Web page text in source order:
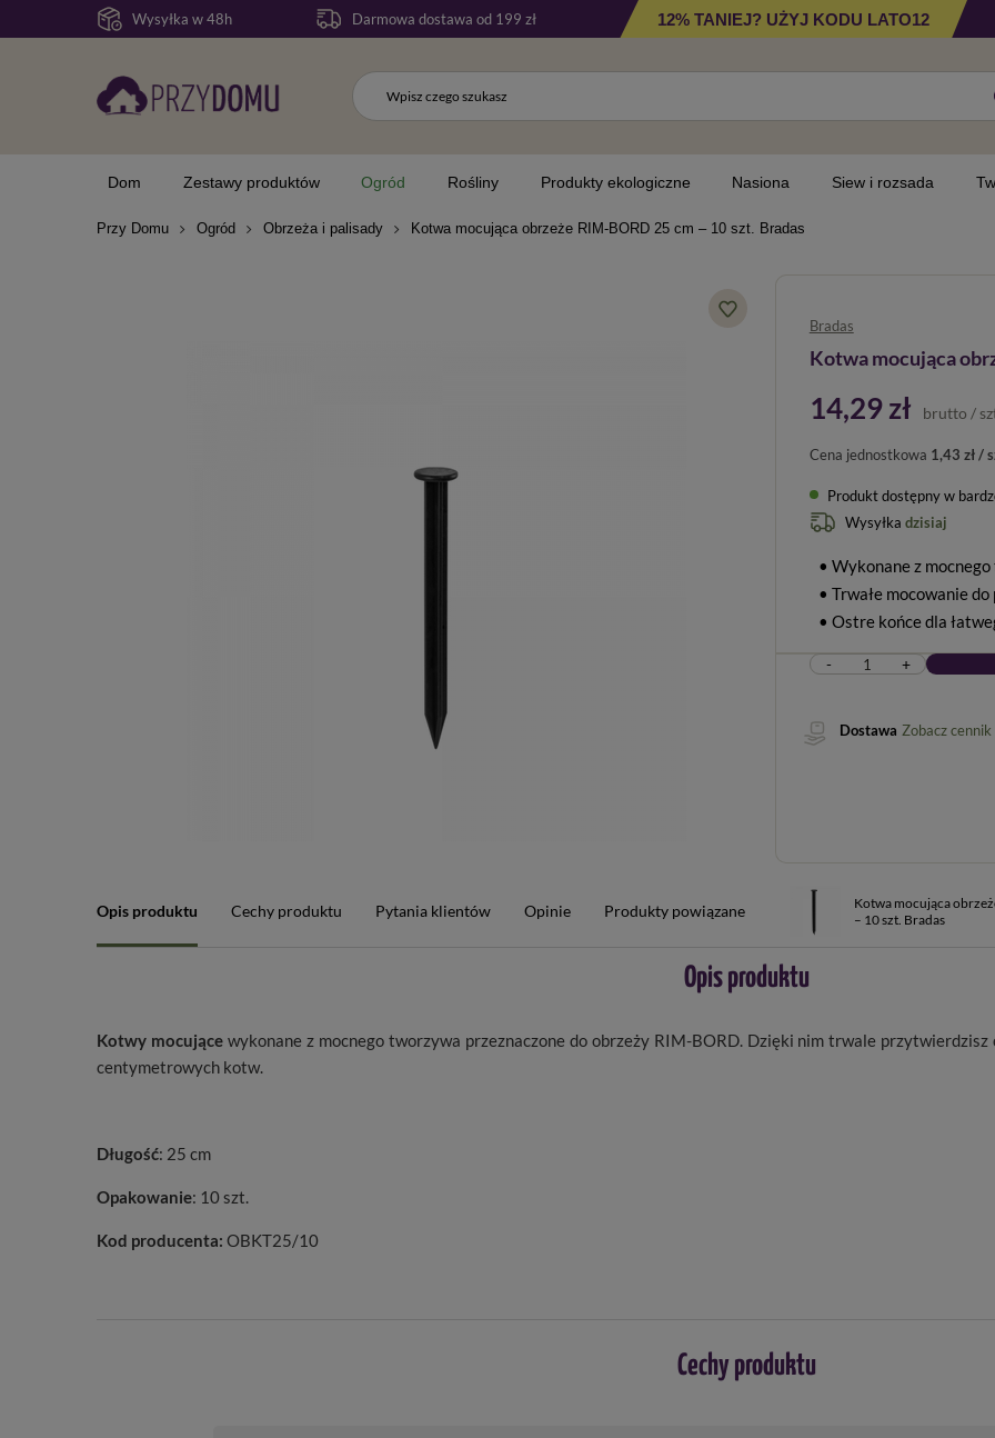
Wysyłka w 48h Darmowa dostawa od 199 zł 12% TANIEJ? UŻYJ KODU LATO12
Dom Zestawy produktów Ogród Rośliny Produkty ekologiczne Nasiona Siew i rozsada
Przy Domu Ogród Obrzeża i palisady Kotwa mocująca obrzeże RIM-BORD 25 cm – 10 szt. Bradas
Bradas
Kotwa mocująca
14,29 zł brutto /
Cena jednostkowa 1,43 zł /
Produkt dostępny w
Wysyłka dzisiaj
• Wykonane z
• Trwałe mocowanie do
• Ostre końce dla
- +
Dostawa Zobacz cennik
Opis produktu Cechy produktu Pytania klientów Opinie Produkty powiązane
Kotwa mocująca
– 10 szt. Bradas
Opis produktu
Kotwy mocującewykonane z mocnego tworzywa przeznaczone do obrzeży RIM-BORD. Dzięki nim trwale
centymetrowych kotw.
Długość: 25 cm
Opakowanie: 10 szt.
Kod producenta: OBKT25/10
Cechy produktu